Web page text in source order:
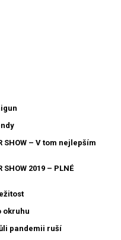
SHOW – V tom nejlepším
SHOW 2019 – PLNÉ
okruhu
pandemii ruší